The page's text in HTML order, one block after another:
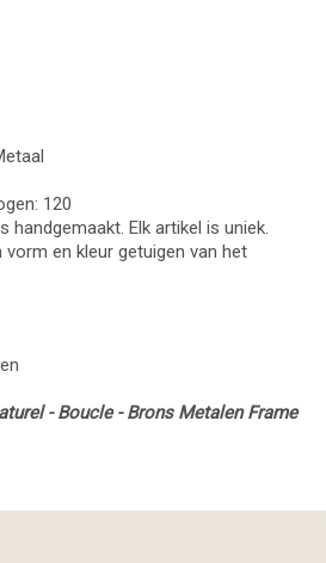
120
handgemaakt. Elk artikel is uniek.
vorm en kleur getuigen van het
- Boucle - Brons Metalen Frame